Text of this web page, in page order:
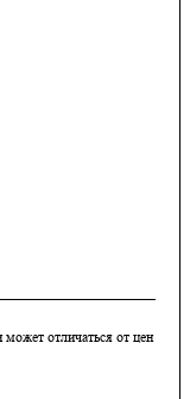
может отличаться от цен